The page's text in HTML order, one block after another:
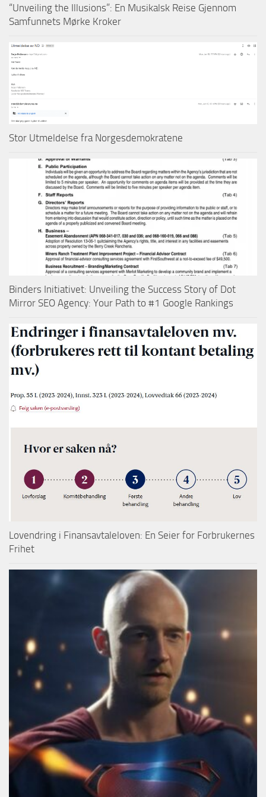
“Unveiling the Illusions”: En Musikalsk Reise Gjennom
Samfunnets Mørke Kroker
Stor Utmeldelse fra Norgesdemokratene
Binders Initiativet: Unveiling the Success Story of Dot
Mirror SEO Agency: Your Path to #1 Google Rankings
Lovendring i Finansavtaleloven: En Seier for Forbrukernes
Frihet